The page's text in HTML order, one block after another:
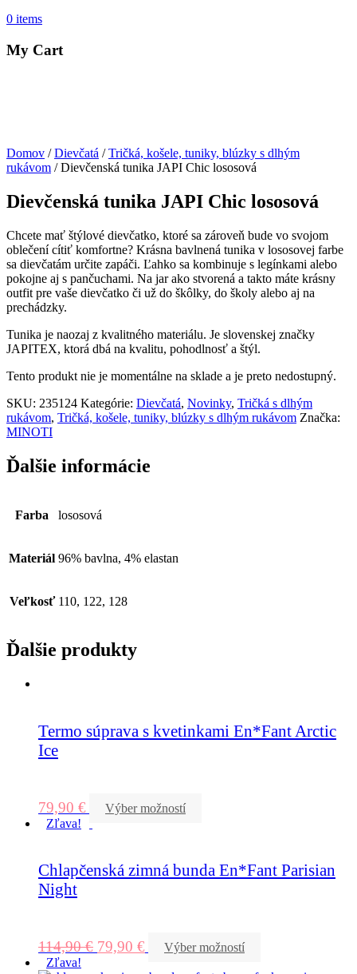
0 items
My Cart
Domov /Dievčatá /Tričká, košele, tuniky, blúzky s dlhým
rukávom / Dievčenská tunika JAPI Chic lososová
Dievčenská tunika JAPI Chic lososová
Chcete mať štýlové dievčatko, ktoré sa zároveň bude vo svojom
oblečení cítiť komfortne? Krásna bavlnená tunika v lososovej farbe
sa dievčatám určite zapáči. Ľahko sa kombinuje s legínkami alebo
pokojne aj s pančuchami. Na jar ako stvorená a takto máte krásny
outfit pre vaše dievčatko či už do škôlky, do školy alebo aj na
prechádzky.
Tunika je naozaj z kvalitného materiálu. Je slovenskej značky
JAPITEX, ktorá dbá na kvalitu, pohodlnosť a štýl.
Tento produkt nie je momentálne na sklade a je preto nedostupný.
SKU: 235124 Kategórie: Dievčatá, Novinky, Tričká s dlhým
rukávom, Tričká, košele, tuniky, blúzky s dlhým rukávom Značka:
MINOTI
Ďalšie informácie
Farba lososová
Materiál 96% bavlna, 4% elastan
Veľkosť 110, 122, 128
Ďalšie produkty
Termo súprava s kvetinkami En*Fant Arctic
Ice
79,90 €
Výber možností
Zľava!
Chlapčenská zimná bunda En*Fant Parisian
Night
114,90€ 79,90 €
Výber možností
Zľava!